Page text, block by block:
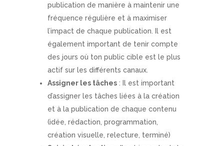
publication de manière à maintenir une
fréquence régulière et à maximiser
l’impact de chaque publication. Il est
également important de tenir compte
des jours où ton public cible est le plus
actif sur les différents canaux.
Assigner les tâches: Il est important
d’assigner les tâches liées à la création
et à la publication de chaque contenu
(idée, rédaction, programmation,
création visuelle, relecture, terminé)